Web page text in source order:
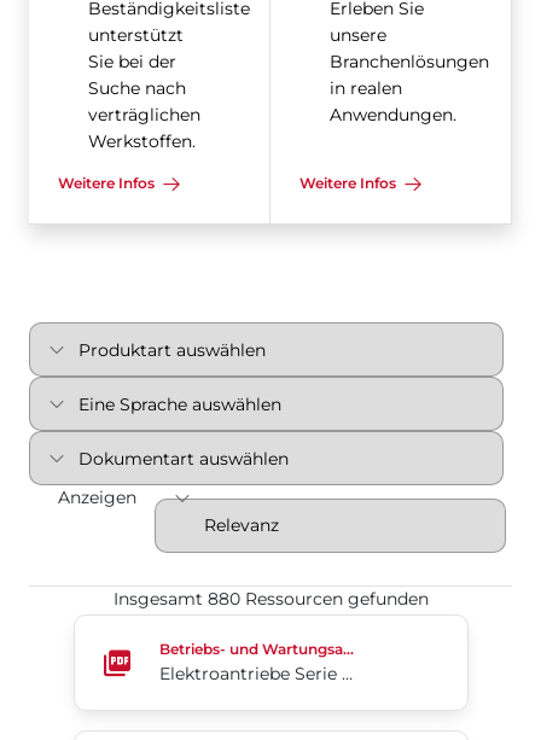
Beständigkeitsliste
unterstützt
Sie bei der
Suche nach
verträglichen
Werkstoffen.
Weitere Infos
Erleben Sie
unsere
Branchenlösungen
in realen
Anwendungen.
Weitere Infos
Anzeigen
Insgesamt 880 Ressourcen gefunden
Elektroantriebe Serie 70TD (Englisch)
Betriebs- und Wartungsanleitung
Elektroantriebe Serie 70TD (Englisch)